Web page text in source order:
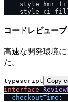
style hmr
コードレビュー
高速な開発環境
た。
typescript Copy
interface
checkoutTime :